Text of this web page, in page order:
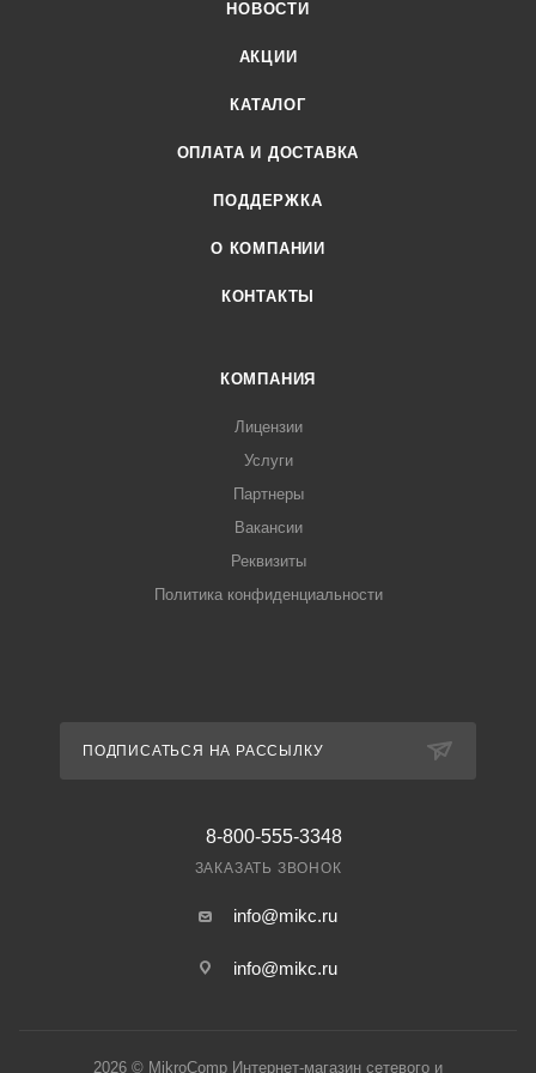
НОВОСТИ
АКЦИИ
КАТАЛОГ
ОПЛАТА И ДОСТАВКА
ПОДДЕРЖКА
О КОМПАНИИ
КОНТАКТЫ
КОМПАНИЯ
Лицензии
Услуги
Партнеры
Вакансии
Реквизиты
Политика конфиденциальности
ПОДПИСАТЬСЯ НА РАССЫЛКУ
8-800-555-3348
ЗАКАЗАТЬ ЗВОНОК
info@mikc.ru
info@mikc.ru
2026 © MikroComp Интернет-магазин сетевого и